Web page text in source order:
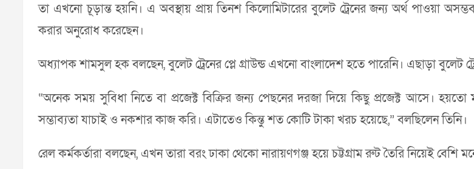
তা এখনো চূড়ান্ত হয়নি। এ অবস্থায় প্রায় তিনশ কিলোমিটারের বুলেট ট্রেনের জন্য অর্থ পাওয়া
করার অনুরোধ করেছেন।
অধ্যাপক শামসুল হক বলছেন, বুলেট ট্রেনের প্লে গ্রাউন্ড এখনো বাংলাদেশ হতে পারেনি। এছাড়া বুলেট
“অনেক সময় সুবিধা নিতে বা প্রজেক্ট বিক্রির জন্য পেছনের দরজা দিয়ে কিছু প্রজেক্ট আসে।
সম্ভাব্যতা যাচাই ও নকশার কাজ করি। এটাতেও কিন্তু শত কোটি টাকা খরচ হয়েছে,” বলছিলেন তিনি।
রেল কর্মকর্তারা বলছেন, এখন তারা বরং ঢাকা থেকো নারায়ণগঞ্জ হয়ে চট্টগ্রাম রুট তৈরি নিয়েই বেশি